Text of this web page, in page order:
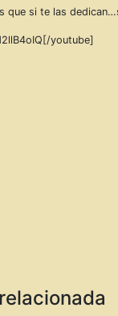
que si te las
youtube]